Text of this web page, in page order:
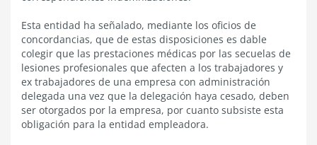
Esta entidad ha señalado, mediante los oficios de
concordancias, que de estas disposiciones es dable
colegir que las prestaciones médicas por las secuelas de
lesiones profesionales que afecten a los trabajadores y
ex trabajadores de una empresa con administración
delegada una vez que la delegación haya cesado, deben
ser otorgados por la empresa, por cuanto subsiste esta
obligación para la entidad empleadora.